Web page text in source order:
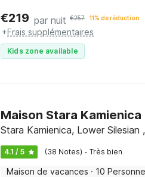
€219 par nuit €257 11% de réduction
+Frais supplémentaires
Kids zone available
Maison Stara
Stara Kamienica, Lower Silesian
4.1 / 5 (38 Notes) · Très bien
Maison de vacances · 10